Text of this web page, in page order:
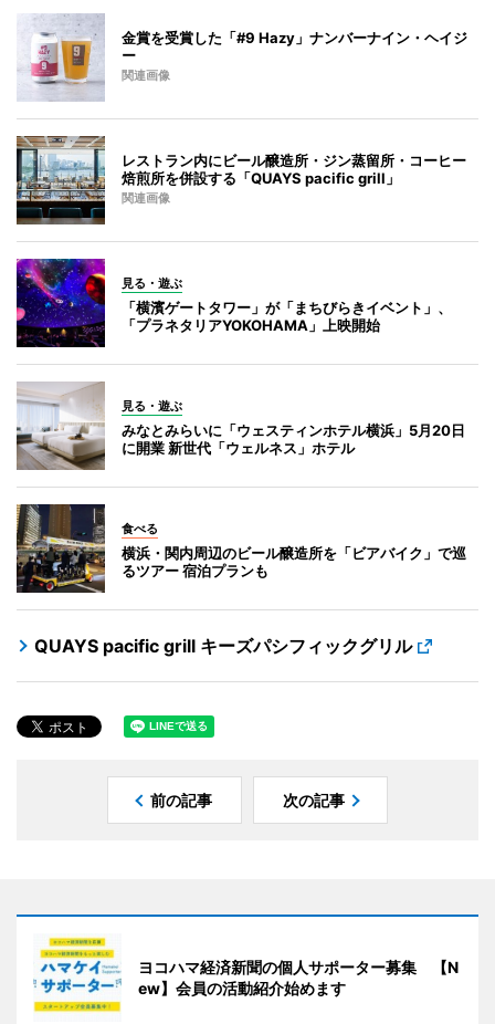
金賞を受賞した「#9 Hazy」ナンバーナイン・ヘイジ
ー
関連画像
レストラン内にビール醸造所・ジン蒸留所・コーヒー
焙煎所を併設する「QUAYS pacific grill」
関連画像
見る・遊ぶ
「横濱ゲートタワー」が「まちびらきイベント」、
「プラネタリアYOKOHAMA」上映開始
見る・遊ぶ
みなとみらいに「ウェスティンホテル横浜」5月20日
に開業 新世代「ウェルネス」ホテル
食べる
横浜・関内周辺のビール醸造所を「ビアバイク」で巡
るツアー 宿泊プランも
QUAYS pacific grill キーズパシフィックグリル
前の記事 次の記事
ヨコハマ経済新聞の個人サポーター募集 【N
ew】会員の活動紹介始めます